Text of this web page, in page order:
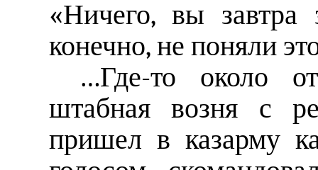
«Ничего, вы завтра
конечно, не поняли
…Где-то около
штабная возня с
пришел в казарму